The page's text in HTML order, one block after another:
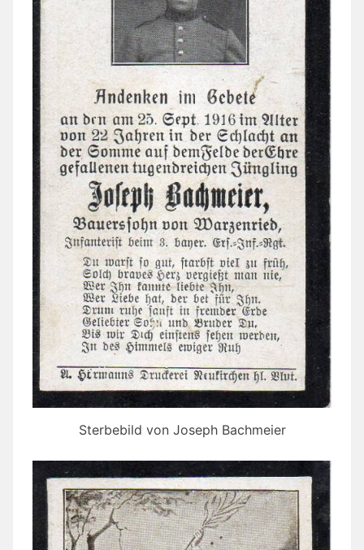
Sterbebild von Joseph Bachmeier